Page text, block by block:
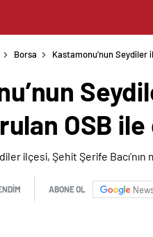
Borsa
Kastamonu’nun Seydiler
OSB ile
ABONE OL